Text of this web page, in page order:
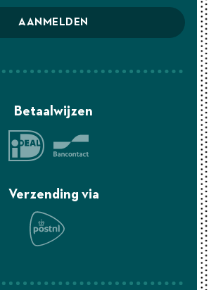
AANMELDEN
Betaalwijzen
Verzending via